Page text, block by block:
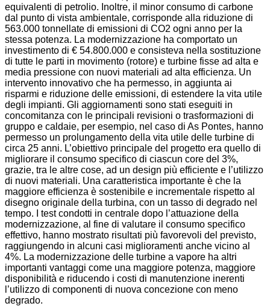
equivalenti di petrolio. Inoltre, il minor consumo di carbone
dal punto di vista ambientale, corrisponde alla riduzione di
563.000 tonnellate di emissioni di CO2 ogni anno per la
stessa potenza. La modernizzazione ha comportato un
investimento di € 54.800.000 e consisteva nella sostituzione
di tutte le parti in movimento (rotore) e turbine fisse ad alta e
media pressione con nuovi materiali ad alta efficienza. Un
intervento innovativo che ha permesso, in aggiunta ai
risparmi e riduzione delle emissioni, di estendere la vita utile
degli impianti. Gli aggiornamenti sono stati eseguiti in
concomitanza con le principali revisioni o trasformazioni di
gruppo e caldaie, per esempio, nel caso di As Pontes, hanno
permesso un prolungamento della vita utile delle turbine di
circa 25 anni. L’obiettivo principale del progetto era quello di
migliorare il consumo specifico di ciascun core del 3%,
grazie, tra le altre cose, ad un design più efficiente e l’utilizzo
di nuovi materiali. Una caratteristica importante è che la
maggiore efficienza è sostenibile e incrementale rispetto al
disegno originale della turbina, con un tasso di degrado nel
tempo. I test condotti in centrale dopo l’attuazione della
modernizzazione, al fine di valutare il consumo specifico
effettivo, hanno mostrato risultati più favorevoli del previsto,
raggiungendo in alcuni casi miglioramenti anche vicino al
4%. La modernizzazione delle turbine a vapore ha altri
importanti vantaggi come una maggiore potenza, maggiore
disponibilità e riducendo i costi di manutenzione inerenti
l’utilizzo di componenti di nuova concezione con meno
degrado.